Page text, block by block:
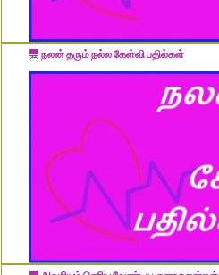
நலன் தரும் நல்ல கேள்வி பதில்கள்